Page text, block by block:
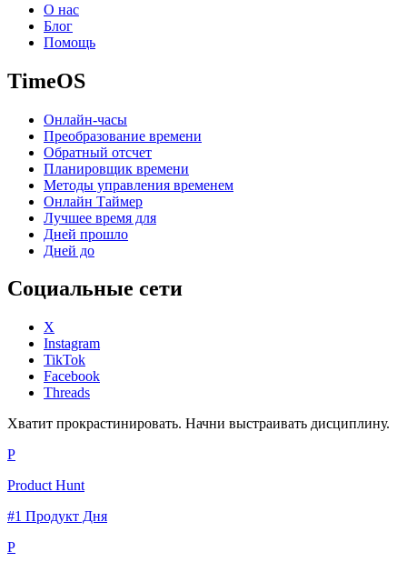
О нас
Блог
Помощь
TimeOS
Онлайн-часы
Преобразование времени
Обратный отсчет
Планировщик времени
Методы управления временем
Онлайн Таймер
Лучшее время для
Дней прошло
Дней до
Социальные сети
X
Instagram
TikTok
Facebook
Threads
Хватит прокрастинировать. Начни выстраивать дисциплину.
P
Product Hunt
#1 Продукт Дня
P